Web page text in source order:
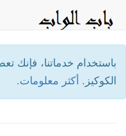
باستخدام خدماتنا، فإنك
الكوكيز. أكثر معلومات.